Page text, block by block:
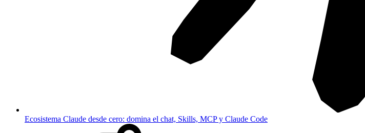
Ecosistema Claude desde cero: domina el chat, Skills, MCP y Claude Code